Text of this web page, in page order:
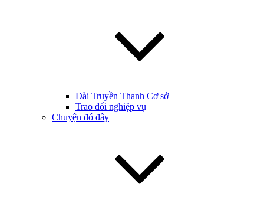
Đài Truyền Thanh Cơ sở
Trao đổi nghiệp vụ
Chuyện đó đây